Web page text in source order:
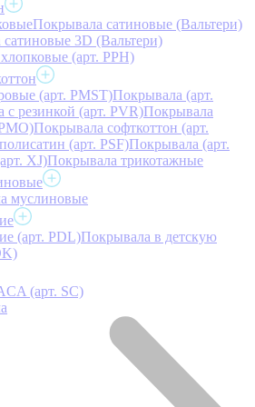
Покрывала сатиновые (Вальтери)
3D (Вальтери)
(арт. PPH)
(арт. PMST)Покрывала (арт.
с резинкой (арт. PVR)Покрывала
Покрывала софткоттон (арт.
(арт. PSF)Покрывала (арт.
XJ)Покрывала трикотажные
муслиновые
(арт. PDL)Покрывала в детскую
(арт. SC)